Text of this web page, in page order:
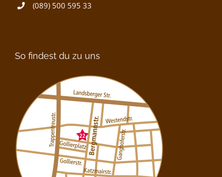
(089) 500 595 33
So findest du zu uns